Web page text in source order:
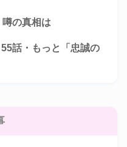
噂の真相は
話・もっと「忠誠の